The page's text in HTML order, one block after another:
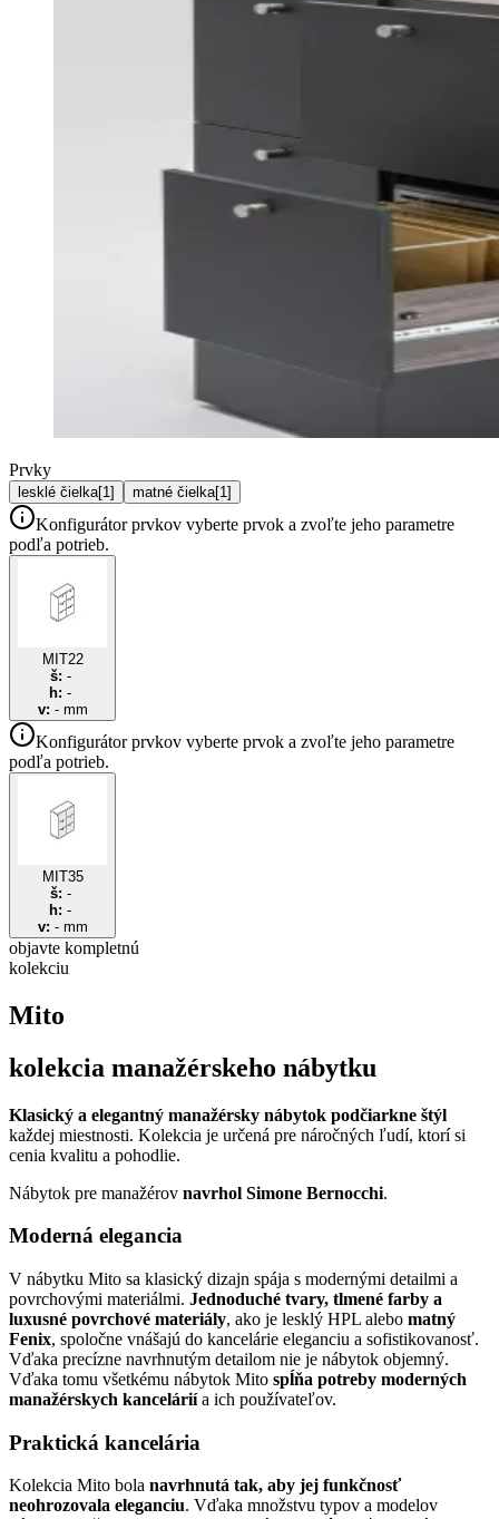
Prvky
lesklé čielka[1 ] matné čielka[1 ]
Konfigurátor prvkov vyberte prvok a zvoľte jeho parametre
podľa potrieb.
MIT22
š: -
h: -
v: -mm
Konfigurátor prvkov vyberte prvok a zvoľte jeho parametre
podľa potrieb.
MIT35
š: -
h: -
v: -mm
objavte kompletnú
kolekciu
Mito
kolekcia manažérskeho nábytku
Klasický a elegantný manažérsky nábytok podčiarkne štýl
každej miestnosti. Kolekcia je určená pre náročných ľudí, ktorí si
cenia kvalitu a pohodlie.
Nábytok pre manažérov navrhol Simone Bernocchi.
Moderná elegancia
V nábytku Mito sa klasický dizajn spája s modernými detailmi a
povrchovými materiálmi. Jednoduché tvary, tlmené farby a
luxusné povrchové materiály, ako je lesklý HPL alebo matný
Fenix, spoločne vnášajú do kancelárie eleganciu a sofistikovanosť.
Vďaka precízne navrhnutým detailom nie je nábytok objemný.
Vďaka tomu všetkému nábytok Mito spĺňa potreby moderných
manažérskych kanceláriía ich používateľov.
Praktická kancelária
Kolekcia Mito bola navrhnutá tak, aby jej funkčnosť
neohrozovala eleganciu. Vďaka množstvu typov a modelov